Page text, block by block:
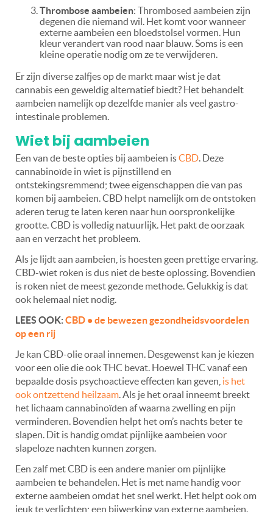
Thrombose aambeien: Thrombosed aambeien zijn
degenen die niemand wil. Het komt voor wanneer
externe aambeien een bloedstolsel vormen. Hun
kleur verandert van rood naar blauw. Soms is een
kleine operatie nodig om ze te verwijderen.
Er zijn diverse zalfjes op de markt maar wist je dat
cannabis een geweldig alternatief biedt? Het behandelt
aambeien namelijk op dezelfde manier als veel gastro-
intestinale problemen.
Wiet bij aambeien
Een van de beste opties bij aambeien isCBD. Deze
cannabinoïde in wiet is pijnstillend en
ontstekingsremmend; twee eigenschappen die van pas
komen bij aambeien. CBD helpt namelijk om de ontstoken
aderen terug te laten keren naar hun oorspronkelijke
grootte. CBD is volledig natuurlijk. Het pakt de oorzaak
aan en verzacht het probleem.
Als je lijdt aan aambeien, is hoesten geen prettige ervaring.
CBD-wiet roken is dus niet de beste oplossing. Bovendien
is roken niet de meest gezonde methode. Gelukkig is dat
ook helemaal niet nodig.
LEES OOK:CBD • de bewezen gezondheidsvoordelen
op een rij
Je kan CBD-olie oraal innemen. Desgewenst kan je kiezen
voor een olie die ook THC bevat. Hoewel THC vanaf een
bepaalde dosis psychoactieve effecten kan geven, is het
ook ontzettend heilzaam. Als je het oraal inneemt breekt
het lichaam cannabinoïden af ​​waarna zwelling en pijn
verminderen. Bovendien helpt het om’s nachts beter te
slapen. Dit is handig omdat pijnlijke aambeien voor
slapeloze nachten kunnen zorgen.
Een zalf met CBD is een andere manier om pijnlijke
aambeien te behandelen. Het is met name handig voor
externe aambeien omdat het snel werkt. Het helpt ook om
jeuk te verlichten; een bijwerking van externe aambeien.